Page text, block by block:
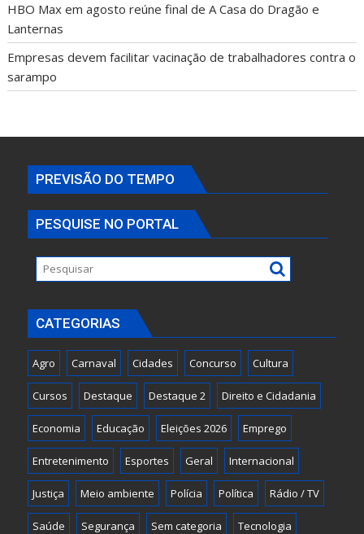
HBO Max em agosto reúne final de A Casa do Dragão e
Lanternas
Empresas devem facilitar vacinação de trabalhadores contra o
sarampo
PREVISÃO DO TEMPO
PESQUISE NO PORTAL
CATEGORIAS
Agro Carnaval Cidades Concurso Cultura
Cursos Destaque Destaque 2 Direito e Cidadania
Economia Educação Eleições 2026 Emprego
Entretenimento Esportes Geral Internacional
Justiça Meio ambiente Polícia Política Rádio / TV
Saúde Segurança Sem categoria Tecnologia